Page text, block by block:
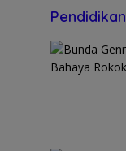
Pendidikan